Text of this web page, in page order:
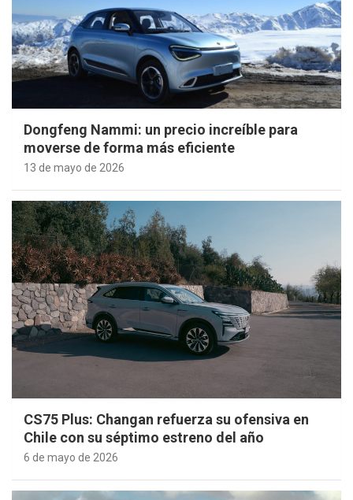
Dongfeng Nammi: un precio increíble para
moverse de forma más eficiente
13 de mayo de 2026
CS75 Plus: Changan refuerza su ofensiva en
Chile con su séptimo estreno del año
6 de mayo de 2026